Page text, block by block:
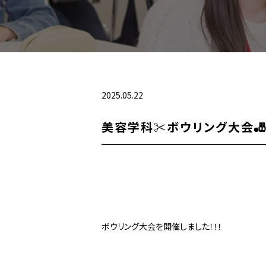
2025.05.22
美容学科✂ボウリング大会
ボウリング大会を開催しました！！！